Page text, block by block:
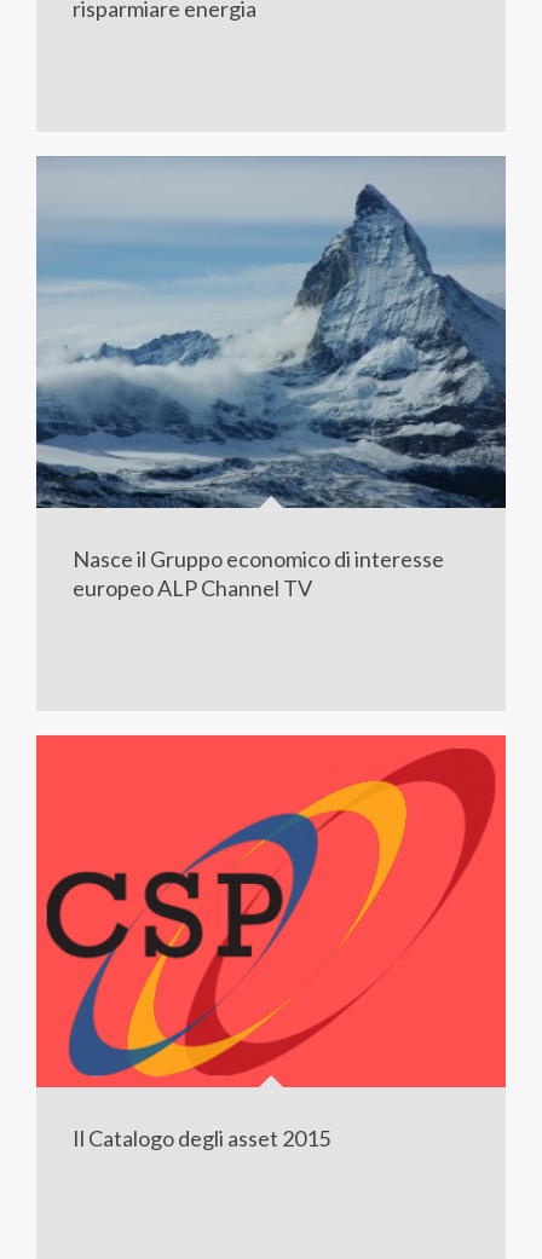
risparmiare energia
Nasce il Gruppo economico di interesse
europeo ALP Channel TV
Il Catalogo degli asset 2015